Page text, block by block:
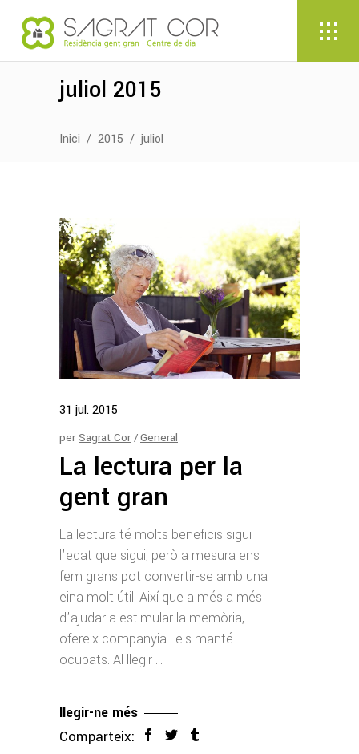
juliol 2015
Inici / 2015 / juliol
31 jul.2015
perSagrat Cor General
La lectura per la
gent gran
La lectura té molts beneficis sigui
l'edat que sigui, però a mesura ens
fem grans pot convertir-se amb una
eina molt útil. Així que a més a més
d'ajudar a estimular la memòria,
ofereix companyia i els manté
ocupats. Al llegir
llegir-ne més
Comparteix: